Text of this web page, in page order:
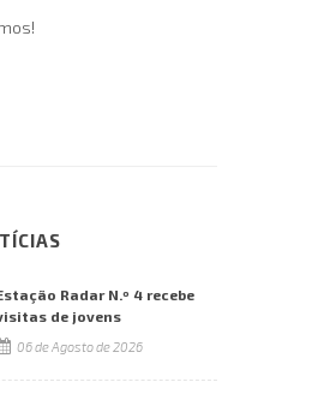
Radar N.º 4 recebe
de jovens
06 de Agosto de 2026